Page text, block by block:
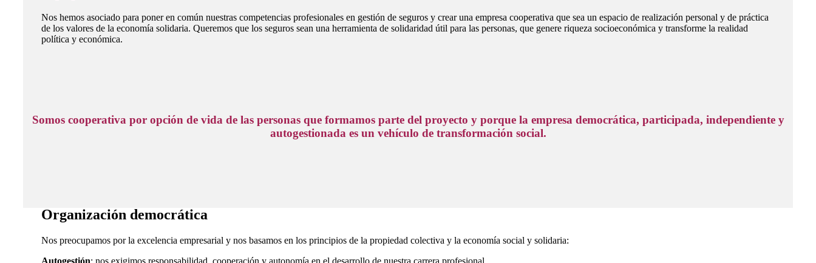
Nos hemos asociado para poner en común nuestras competencias profesionales en gestión de seguros y crear una empresa cooperativa que sea un espacio de realización personal y de práctica
de los valores de la economía solidaria. Queremos que los seguros sean una herramienta de solidaridad útil para las personas, que genere riqueza socioeconómica y transforme la realidad
política y económica.
Somos cooperativa por opción de vida de las personas que formamos parte del proyecto y porque la empresa democrática, participada, independiente y
autogestionada es un vehículo de transformación social.
Organización democrática
Nos preocupamos por la excelencia empresarial y nos basamos en los principios de la propiedad colectiva y la economía social y solidaria: